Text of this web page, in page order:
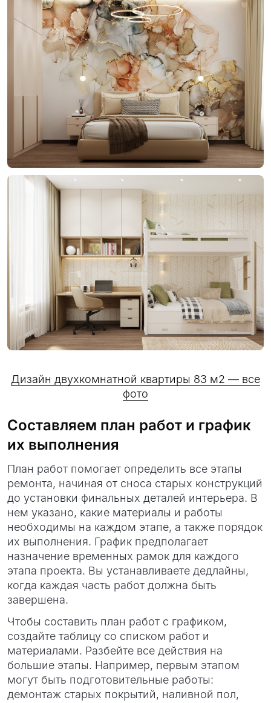
Дизайн двухкомнатной квартиры 83 м2 — все
фото
Составляем план работ и график
их выполнения
План работ помогает определить все этапы
ремонта, начиная от сноса старых конструкций
до установки финальных деталей интерьера. В
нем указано, какие материалы и работы
необходимы на каждом этапе, а также порядок
их выполнения. График предполагает
назначение временных рамок для каждого
этапа проекта. Вы устанавливаете дедлайны,
когда каждая часть работ должна быть
завершена.
Чтобы составить план работ с графиком,
создайте таблицу со списком работ и
материалами. Разбейте все действия на
большие этапы. Например, первым этапом
могут быть подготовительные работы:
демонтаж старых покрытий, наливной пол,